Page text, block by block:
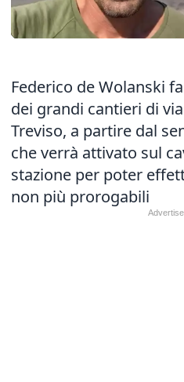
Federico de Wolanski
dei grandi cantieri di
Treviso, a partire dal
che verrà attivato sul
stazione per poter
non più prorogabili